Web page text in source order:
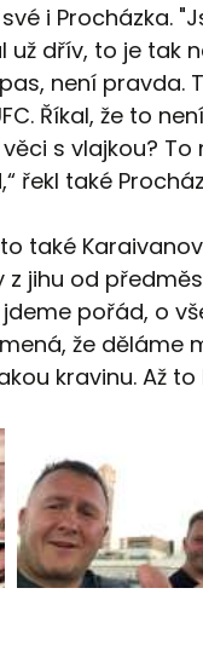
i Procházka.
dřív, to je tak
není pravda.
Říkal, že to
s vlajkou? To
řekl také
také
jihu od
pořád, o
že děláme
kravinu. Až